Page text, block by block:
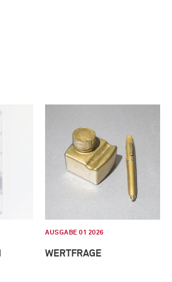
AUSGABE 01 2026
WERTFRAGE